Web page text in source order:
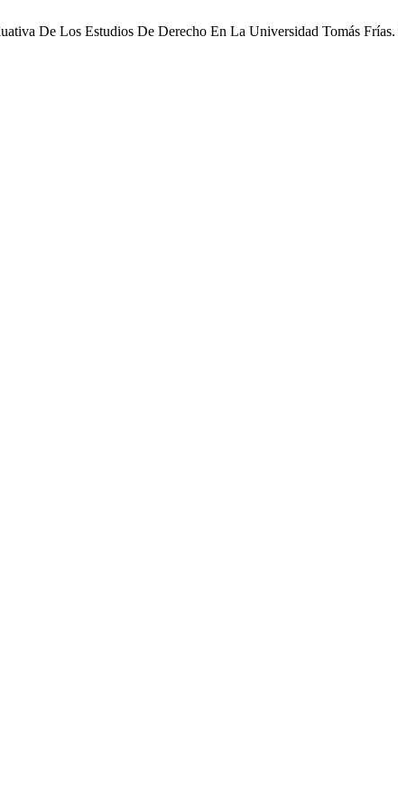
De Los Estudios De Derecho En La Universidad Tomás Frías.